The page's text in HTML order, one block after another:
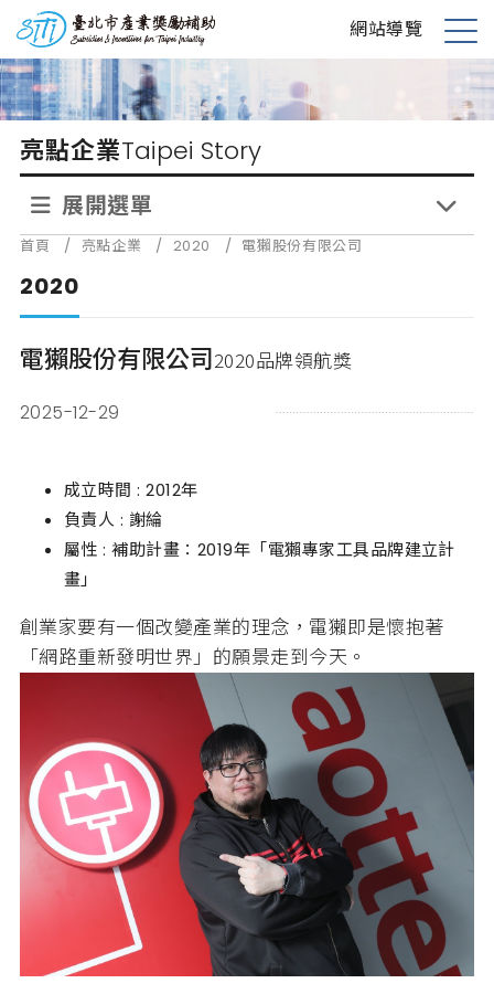
到
主
要
內
台北市產業獎勵補助 網站導覽
展
選
單
亮點企業Taipei Story
展開選單
首頁 / 亮點企業 / 2020 / 電獺股份有限公司
2020
電獺股份有限公司2020品牌領航獎
2025-12-29
成立時間 : 2012年
負責人 : 謝綸
屬性 : 補助計畫：2019年「電獺專家工具品牌建立計
畫」
創業家要有一個改變產業的理念，電獺即是懷抱著
「網路重新發明世界」的願景走到今天。